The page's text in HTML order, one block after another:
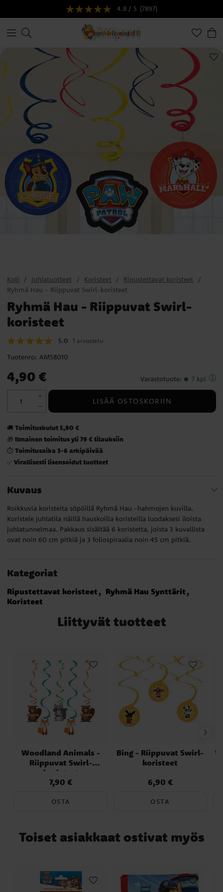
4.8 / 5 (7897)
Koti Juhlatuotteet Koristeet
Ripustettavat koristeet
Ryhmä Hau - Riippuvat Swirl-koristeet
Ryhmä Hau - Riippuvat Swirl-
koristeet
5.0 1 arvostelu
Tuotenro: AM58010
Hinta:4,90 €
4,90 € Varastotuote: 7 kpl
LISÄÄ OSTOSKORIIN
🚚 Toimituskulut 5,90 €
🎁 Ilmainen toimitus yli 79 € tilauksiin
⏱️ Toimitusaika 3-6 arkipäivää
✅ Virallisesti lisensoidut tuotteet
Kuvaus
Roikkuvia koristeita söpöillä Ryhmä Hau -hahmojen kuvilla.
Koristele juhlatila näillä hauskoilla koristeilla luodaksesi iloista
juhlatunnelmaa. Pakkaus sisältää 6 koristetta, joista 3 kuvallista
ovat noin 60 cm pitkiä ja 3 foliospiraalia noin 45 cm pitkiä.
Kategoriat
Ripustettavat koristeet
Ryhmä Hau Synttärit
Koristeet
Liittyvät tuotteet
Woodland Animals -
Riippuvat Swirl-
koristeet
Hinta:7,90 €
7,90 €
OSTA
Bing - Riippuvat Swirl-
koristeet
Hinta:6,90 €
6,90 €
OSTA
Toiset asiakkaat ostivat myös